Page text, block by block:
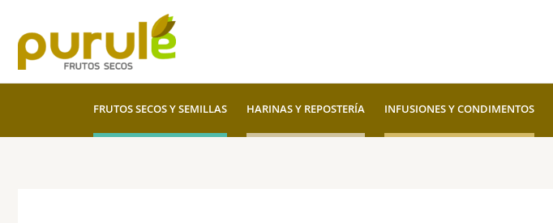
contenido
FRUTOS SECOS Y SEMILLAS HARINAS Y REPOSTERÍA INFUSIONES Y CONDIMENTOS